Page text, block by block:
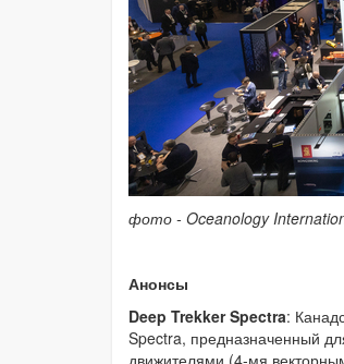
фото - Oceanology
Анонсы
Deep Trekker Spectra:
Spectra, предназначенный